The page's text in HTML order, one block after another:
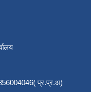
प्र.प्र.अ)